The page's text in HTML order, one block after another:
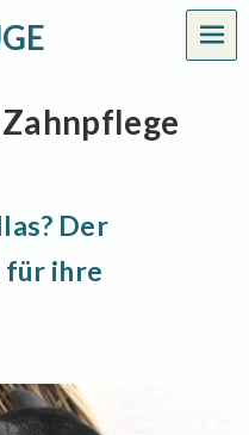
Der
ihre